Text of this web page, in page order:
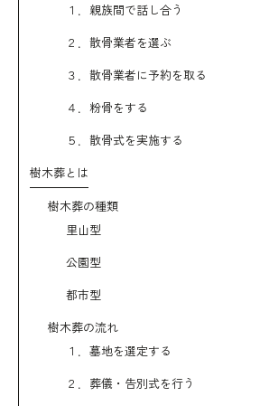
１．親族間で話し合う
２．散骨業者を選ぶ
３．散骨業者に予約を取る
４．粉骨をする
５．散骨式を実施する
樹木葬とは
樹木葬の種類
里山型
公園型
都市型
樹木葬の流れ
１．墓地を選定する
２．葬儀・告別式を行う